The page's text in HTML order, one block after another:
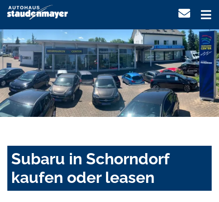
Subaru in Schorndorf
kaufen oder leasen